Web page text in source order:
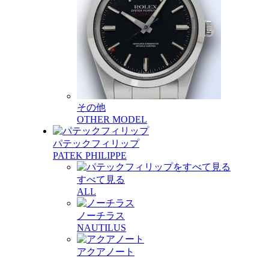
その他
OTHER MODEL
パテックフィリップ
PATEK PHILIPPE
すべて見る
ALL
ノーチラス
NAUTILUS
アクアノート